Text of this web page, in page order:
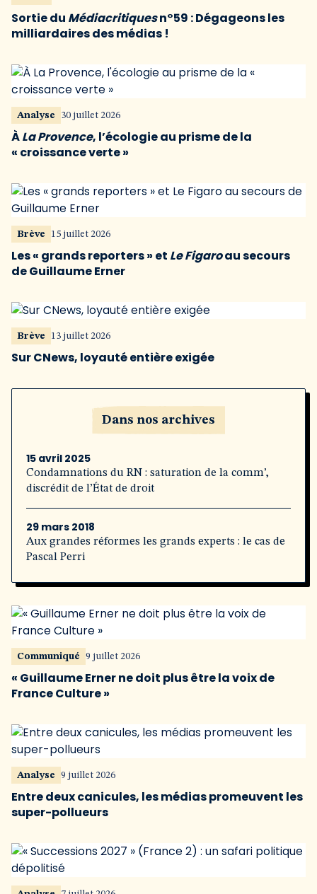
Sortie du Médiacritiquesn°59 : Dégageons les
milliardaires des médias !
Analyse 30 juillet 2026
ÀLa Provence, l’écologie au prisme de la
« croissance verte »
Brève 15 juillet 2026
Les « grands reporters » et Le Figaroau secours
de Guillaume Erner
Brève 13 juillet 2026
Sur CNews, loyauté entière exigée
Dans nos archives
15 avril 2025
Condamnations du RN : saturation de la comm’,
discrédit de l’État de droit
29 mars 2018
Aux grandes réformes les grands experts : le cas de
Pascal Perri
Communiqué 9 juillet 2026
« Guillaume Erner ne doit plus être la voix de
France Culture »
Analyse 9 juillet 2026
Entre deux canicules, les médias promeuvent les
super-pollueurs